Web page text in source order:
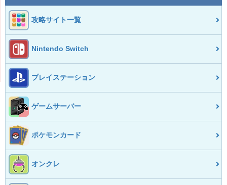
攻略サイト一覧
Nintendo Switch
プレイステーション
ゲームサーバー
ポケモンカード
オンクレ